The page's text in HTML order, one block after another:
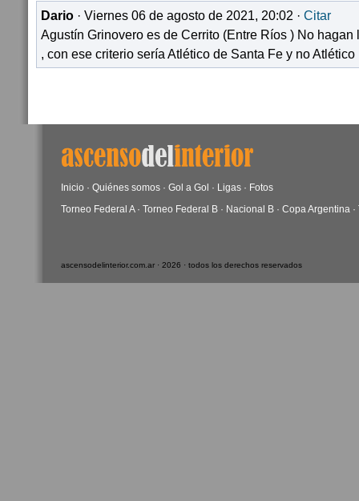
Dario · Viernes 06 de agosto de 2021, 20:02 · Citar
Agustín Grinovero es de Cerrito (Entre Ríos ) No
, con ese criterio sería Atlético de Santa Fe y no Atlético
Inicio · Quiénes somos · Gol a Gol · Ligas · Fotos
Torneo Federal A· Torneo Federal B · Nacional B · Copa Argentina ·
ascensodelinterior.com.ar · 2026 · todos los derechos reservados